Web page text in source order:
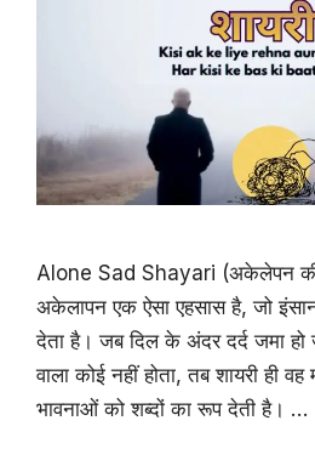
Alone Sad Shayari (अकेलेपन की
अकेलापन एक ऐसा एहसास है, जो
देता है। जब दिल के अंदर दर्द जमा
वाला कोई नहीं होता, तब शायरी ही
भावनाओं को शब्दों का रूप देती है। …